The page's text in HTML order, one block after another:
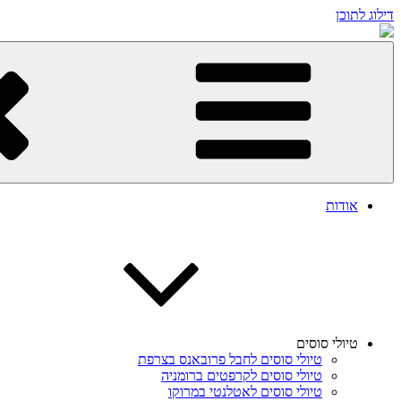
דילוג לתוכן
אודות
טיולי סוסים
טיולי סוסים לחבל פרובאנס בצרפת
טיולי סוסים לקרפטים ברומניה
טיולי סוסים לאטלנטי במרוקו